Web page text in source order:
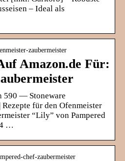
– Ideal als
zaubermeister
Amazon.de Für:
590 — Stoneware
Rezepte für den Ofenmeister
“Lily” von Pampered
…
chef-zaubermeister